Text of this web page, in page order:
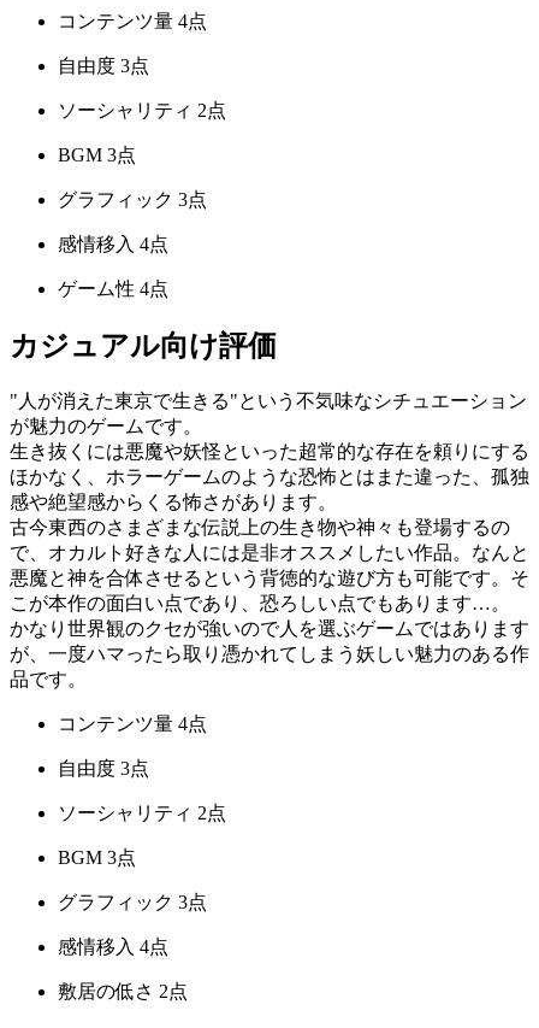
コンテンツ量 4点
自由度 3点
ソーシャリティ 2点
BGM 3点
グラフィック 3点
感情移入 4点
ゲーム性 4点
カジュアル向け評価
"人が消えた東京で生きる"という不気味なシチュエーション
が魅力のゲームです。
生き抜くには悪魔や妖怪といった超常的な存在を頼りにする
ほかなく、ホラーゲームのような恐怖とはまた違った、孤独
感や絶望感からくる怖さがあります。
古今東西のさまざまな伝説上の生き物や神々も登場するの
で、オカルト好きな人には是非オススメしたい作品。なんと
悪魔と神を合体させるという背徳的な遊び方も可能です。そ
こが本作の面白い点であり、恐ろしい点でもあります…。
かなり世界観のクセが強いので人を選ぶゲームではあります
が、一度ハマったら取り憑かれてしまう妖しい魅力のある作
品です。
コンテンツ量 4点
自由度 3点
ソーシャリティ 2点
BGM 3点
グラフィック 3点
感情移入 4点
敷居の低さ 2点